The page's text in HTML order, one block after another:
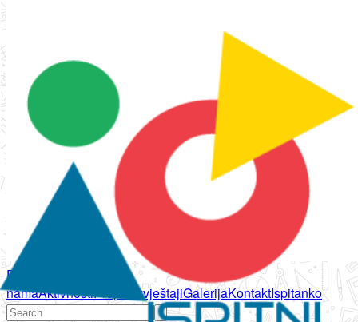
Početna
namaAktivnostiPropisi IzvještajiGalerijaKontaktIspitanko